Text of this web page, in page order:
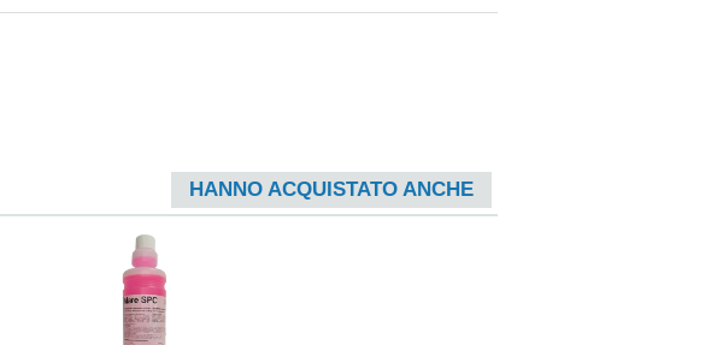
HANNO ACQUISTATO ANCHE